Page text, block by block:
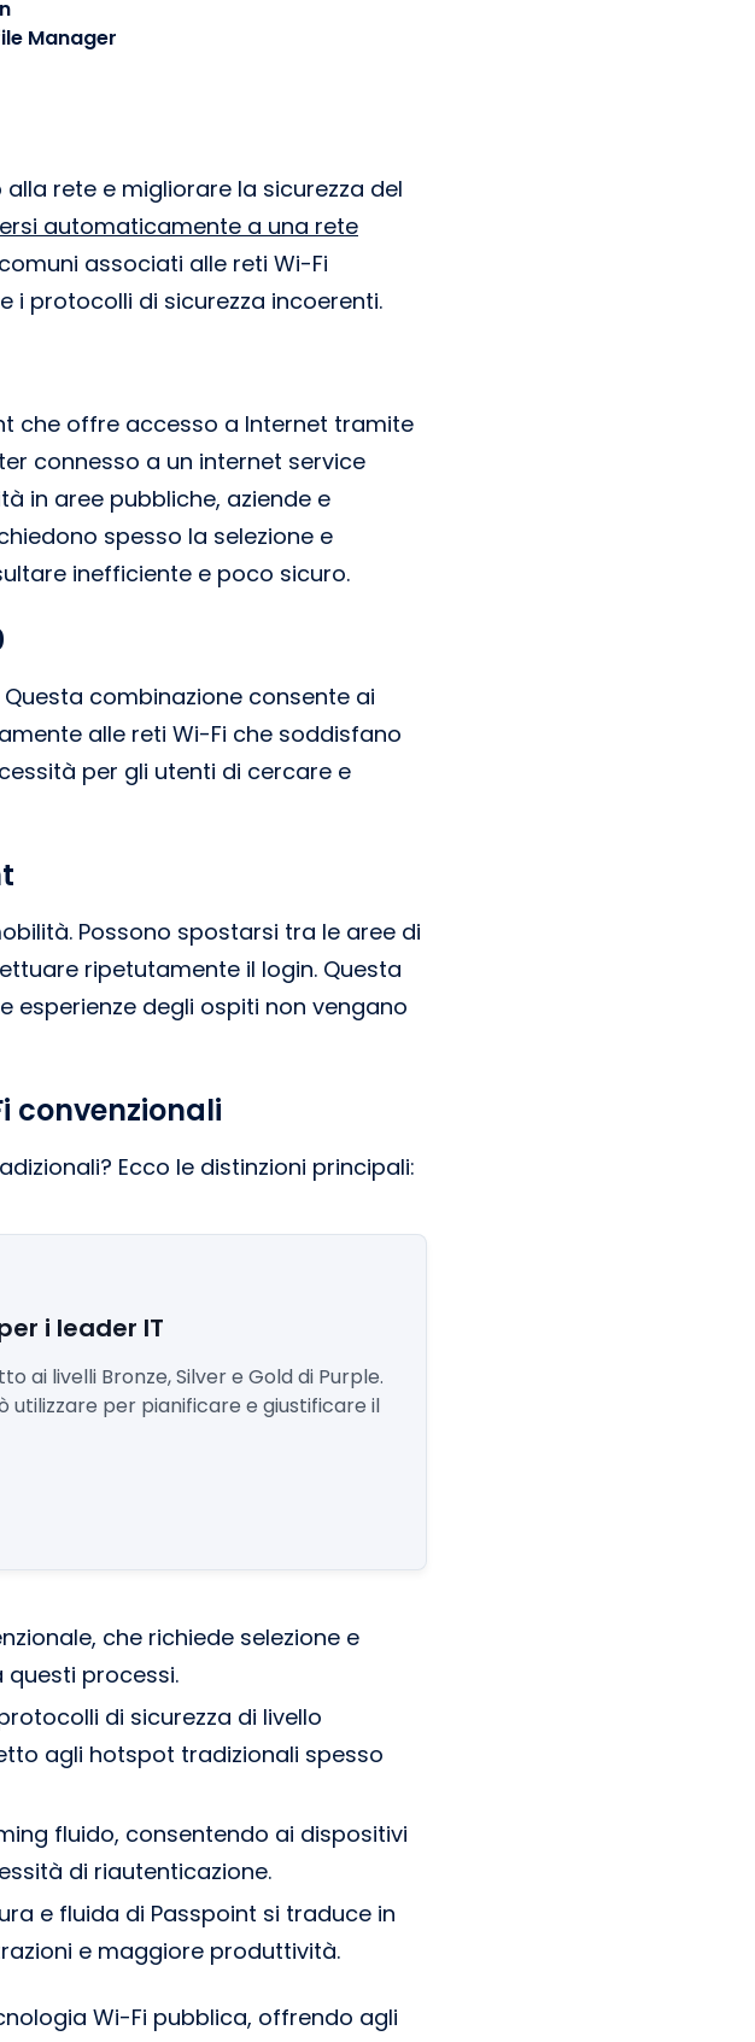
Manager
rete e migliorare la sicurezza del
automaticamente a una rete
associati alle reti Wi-Fi
i protocolli di sicurezza incoerenti.
che offre accesso a Internet tramite
connesso a un internet service
in aree pubbliche, aziende e
spesso la selezione e
inefficiente e poco sicuro.
combinazione consente ai
alle reti Wi-Fi che soddisfano
per gli utenti di cercare e
Possono spostarsi tra le aree di
ripetutamente il login. Questa
esperienze degli ospiti non vengano
convenzionali
Ecco le distinzioni principali:
i leader IT
livelli Bronze, Silver e Gold di Purple.
per pianificare e giustificare il
che richiede selezione e
processi.
di sicurezza di livello
agli hotspot tradizionali spesso
fluido, consentendo ai dispositivi
di riautenticazione.
e fluida di Passpoint si traduce in
e maggiore produttività.
Wi-Fi pubblica, offrendo agli